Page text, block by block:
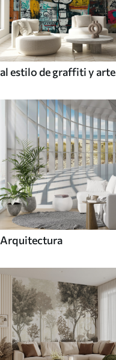
al estilo de graffiti y arte
Arquitectura